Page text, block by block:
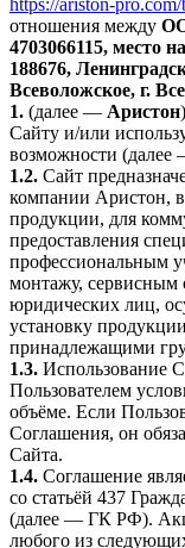
https://ariston-
отношения между
4703066115, место
188676,
Всеволожское, г.
1. (далее — Аристон
Сайту и/или
возможности (далее
1.2. Сайт
компании Аристон,
продукции, для
предоставления
профессиональным
монтажу, сервисным
юридических лиц,
установку
принадлежащими
1.3. Использование
Пользователем
объёме. Если
Соглашения, он
Сайта.
1.4. Соглашение
со статьёй 437
(далее — ГК РФ).
любого из